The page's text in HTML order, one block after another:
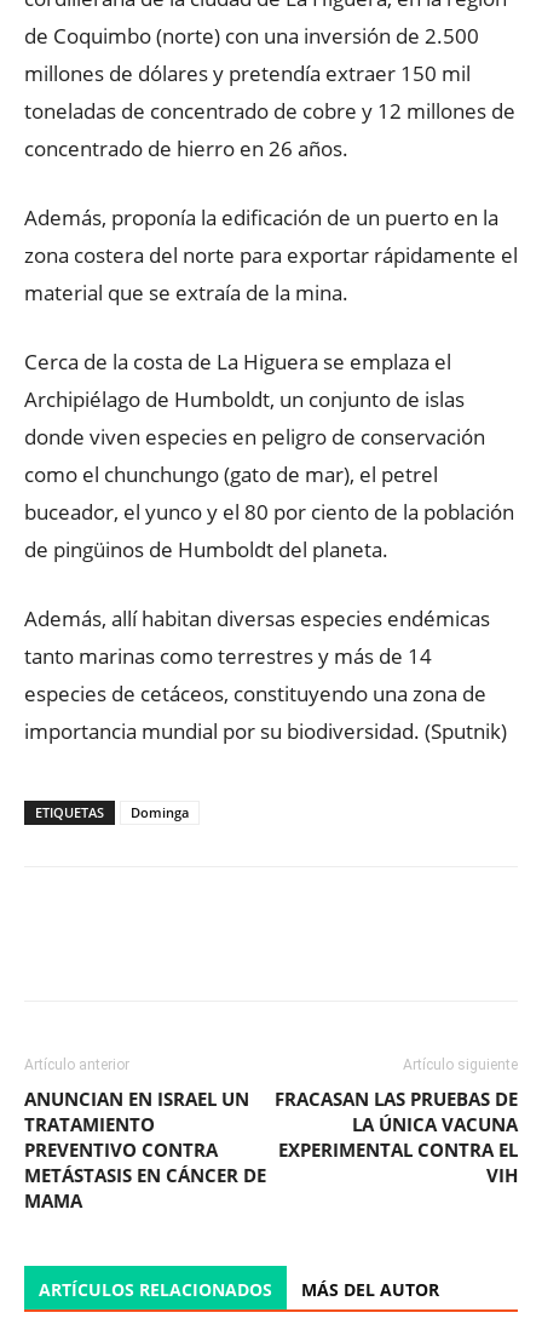
de Coquimbo (norte) con una inversión de 2.500
millones de dólares y pretendía extraer 150 mil
toneladas de concentrado de cobre y 12 millones de
concentrado de hierro en 26 años.
Además, proponía la edificación de un puerto en la
zona costera del norte para exportar rápidamente el
material que se extraía de la mina.
Cerca de la costa de La Higuera se emplaza el
Archipiélago de Humboldt, un conjunto de islas
donde viven especies en peligro de conservación
como el chunchungo (gato de mar), el petrel
buceador, el yunco y el 80 por ciento de la población
de pingüinos de Humboldt del planeta.
Además, allí habitan diversas especies endémicas
tanto marinas como terrestres y más de 14
especies de cetáceos, constituyendo una zona de
importancia mundial por su biodiversidad. (Sputnik)
ETIQUETAS Dominga
Artículo anterior
ANUNCIAN EN ISRAEL UN
TRATAMIENTO
PREVENTIVO CONTRA
METÁSTASIS EN CÁNCER DE
MAMA
Artículo siguiente
FRACASAN LAS PRUEBAS DE
LA ÚNICA VACUNA
EXPERIMENTAL CONTRA EL
VIH
ARTÍCULOS RELACIONADOS MÁS DEL AUTOR